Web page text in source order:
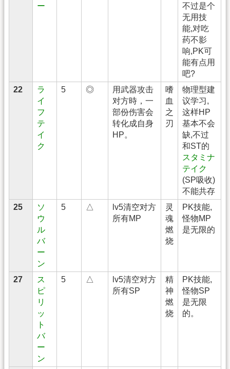
ー
不过是个
无用技
能,对吃
药不影
响,PK可
能有点用
吧?
22
ラ
イ
フ
テ
イ
ク
5 ◎
用武器攻击
对方時，一
部份伤害会
转化成自身
HP。
嗜
血
之
刃
物理型建
议学习,
这样HP
基本不会
缺,不过
和ST的
スタミナ
テイク
(SP吸收)
不能共存
25
ソ
ウ
ル
バ
ー
ン
5 △
lv5清空对方
所有MP
灵
魂
燃
烧
PK技能,
怪物MP
是无限的
27
ス
ピ
リ
ッ
ト
バ
ー
ン
5 △
lv5清空对方
所有SP
精
神
燃
烧
PK技能,
怪物SP
是无限
的。